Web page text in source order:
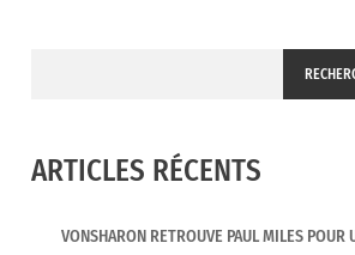
ARTICLES RÉCENTS
VONSHARON RETROUVE PAUL MILES POUR